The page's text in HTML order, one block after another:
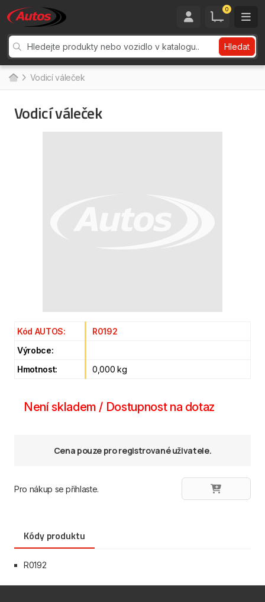
0
Hledat
Vodicí váleček
Vodicí váleček
Kód AUTOS:
R0192
Výrobce:
Hmotnost:
0,000 kg
Není skladem / Dostupnost na dotaz
Cena pouze pro registrované uživatele.
Pro nákup se přihlaste.
Kódy produktu
R0192